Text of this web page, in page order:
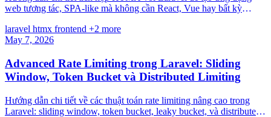
web tương tác, SPA-like mà không cần React, Vue hay bất kỳ
laravel htmx frontend +2 more
May 7, 2026
Advanced Rate Limiting trong Laravel: Sliding
Window, Token Bucket và Distributed Limiting
Hướng dẫn chi tiết về các thuật toán rate limiting nâng cao trong
Laravel: sliding window, token bucket, leaky bucket, và distributed